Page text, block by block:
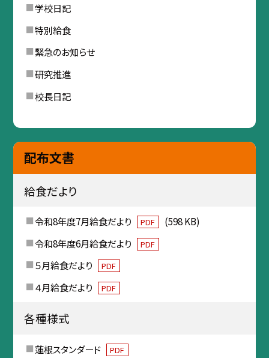
学校日記
特別給食
緊急のお知らせ
研究推進
校長日記
配布文書
給食だより
令和8年度7月給食だより PDF
(598 KB)
令和8年度6月給食だより
PDF
５月給食だより PDF
４月給食だより PDF
各種様式
蓮根スタンダード PDF